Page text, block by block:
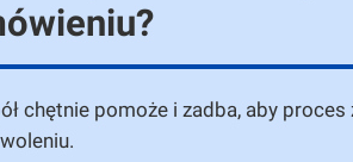
chętnie pomoże i zadba, aby